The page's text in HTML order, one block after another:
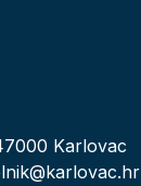
Karlovac